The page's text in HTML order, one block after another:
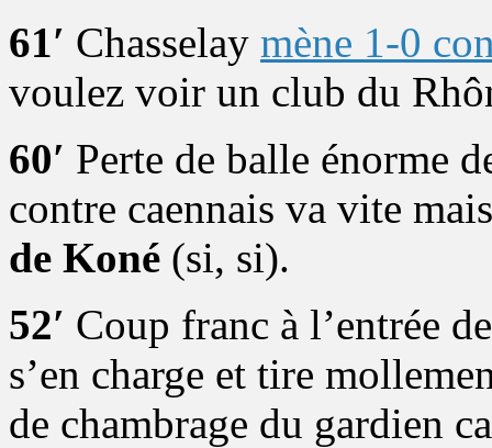
61′ Chasselay mène 1-0
voulez voir un club du
60′ Perte de balle énorme
contre caennais va vite
de Koné (si, si).
52′ Coup franc à l’entrée
s’en charge et tire
de chambrage du gardien